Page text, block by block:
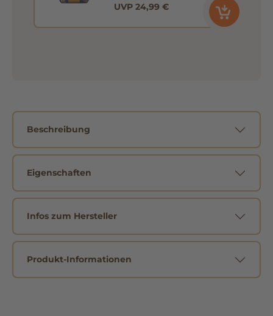
UVP 24,99 €
Beschreibung
Eigenschaften
Infos zum Hersteller
Produkt-Informationen